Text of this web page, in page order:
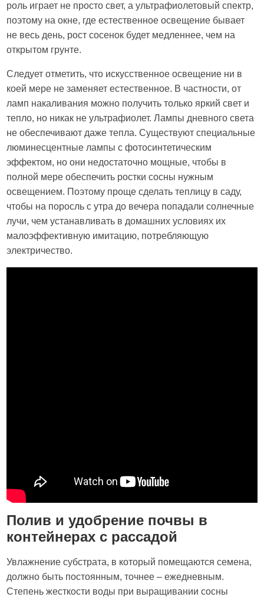
роль играет не просто свет, а ультрафиолетовый спектр,
поэтому на окне, где естественное освещение бывает
не весь день, рост сосенок будет медленнее, чем на
открытом грунте.
Следует отметить, что искусственное освещение ни в
коей мере не заменяет естественное. В частности, от
ламп накаливания можно получить только яркий свет и
тепло, но никак не ультрафиолет. Лампы дневного света
не обеспечивают даже тепла. Существуют специальные
люминесцентные лампы с фотосинтетическим
эффектом, но они недостаточно мощные, чтобы в
полной мере обеспечить ростки сосны нужным
освещением. Поэтому проще сделать теплицу в саду,
чтобы на поросль с утра до вечера попадали солнечные
лучи, чем устанавливать в домашних условиях их
малоэффективную имитацию, потребляющую
электричество.
Полив и удобрение почвы в
контейнерах с рассадой
Увлажнение субстрата, в который помещаются семена,
должно быть постоянным, точнее – ежедневным.
Степень жесткости воды при выращивании сосны